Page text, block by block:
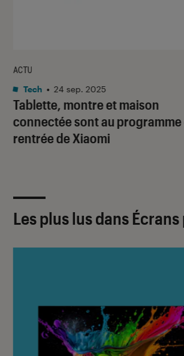
Tablette, montre et maison
connectée sont au programme
rentrée de Xiaomi
ACTU
Tech • 24 sep. 2025
Les plus lus dans